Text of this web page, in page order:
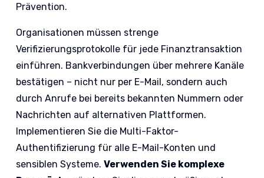
Prävention.
Organisationen müssen strenge
Verifizierungsprotokolle für jede Finanztransaktion
einführen. Bankverbindungen über mehrere Kanäle
bestätigen – nicht nur per E-Mail, sondern auch
durch Anrufe bei bereits bekannten Nummern oder
Nachrichten auf alternativen Plattformen.
Implementieren Sie die Multi-Faktor-
Authentifizierung für alle E-Mail-Konten und
sensiblen Systeme.Verwenden Sie komplexe